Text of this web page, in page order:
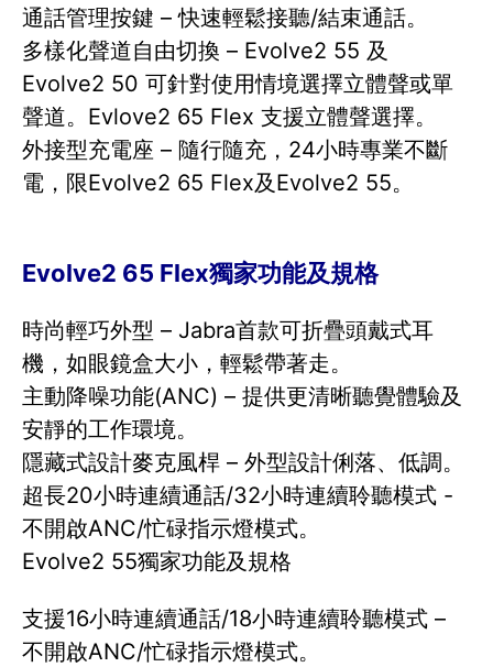
通話管理按鍵 – 快速輕鬆接聽/結束通話。
多樣化聲道自由切換 – Evolve2 55 及
Evolve2 50 可針對使用情境選擇立體聲或單
聲道。Evlove2 65 Flex 支援立體聲選擇。
外接型充電座 – 隨行隨充，24小時專業不斷
電，限Evolve2 65 Flex及Evolve2 55。
Evolve2 65 Flex獨家功能及規格
時尚輕巧外型 – Jabra首款可折疊頭戴式耳
機，如眼鏡盒大小，輕鬆帶著走。
主動降噪功能(ANC) – 提供更清晰聽覺體驗及
安靜的工作環境。
隱藏式設計麥克風桿 – 外型設計俐落、低調。
超長20小時連續通話/32小時連續聆聽模式 -
不開啟ANC/忙碌指示燈模式。
Evolve2 55獨家功能及規格
支援16小時連續通話/18小時連續聆聽模式 –
不開啟ANC/忙碌指示燈模式。